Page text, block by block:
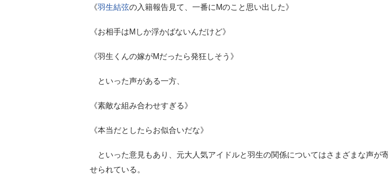
《羽生結弦の入籍報告見て、一番にMのこと思い出した》
《お相手はMしか浮かばないんだけど》
《羽生くんの嫁がMだったら発狂しそう》
といった声がある一方、
《素敵な組み合わせすぎる》
《本当だとしたらお似合いだな》
といった意見もあり、元大人気アイドルと羽生の関係についてはさまざまな声が
せられている。